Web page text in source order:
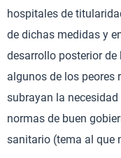
hospitales de
de dichas medidas y
desarrollo posterior
algunos de los peores
subrayan la
normas de buen
sanitario (tema al que